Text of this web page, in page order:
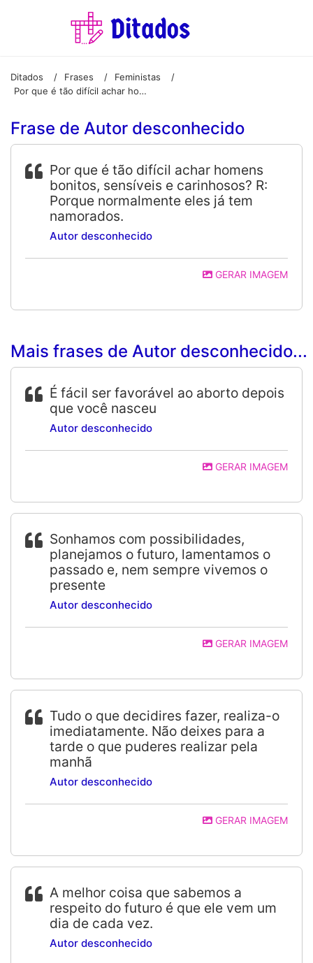
Ditados / Frases / Feministas
/
Por que é tão difícil achar homens bonitos, sensíveis e carinhosos? R: Porque normalmente eles já tem namorados.
Frase de Autor desconhecido
Por que é tão difícil achar homens
bonitos, sensíveis e carinhosos? R:
Porque normalmente eles já tem
namorados.
Autor desconhecido
GERAR IMAGEM
Mais frases de Autor desconhecido...
É fácil ser favorável ao aborto depois
que você nasceu
Autor desconhecido
GERAR IMAGEM
Sonhamos com possibilidades,
planejamos o futuro, lamentamos o
passado e, nem sempre vivemos o
presente
Autor desconhecido
GERAR IMAGEM
Tudo o que decidires fazer, realiza-o
imediatamente. Não deixes para a
tarde o que puderes realizar pela
manhã
Autor desconhecido
GERAR IMAGEM
A melhor coisa que sabemos a
respeito do futuro é que ele vem um
dia de cada vez.
Autor desconhecido